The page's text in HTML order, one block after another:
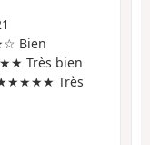
Bien
Très bien
Très